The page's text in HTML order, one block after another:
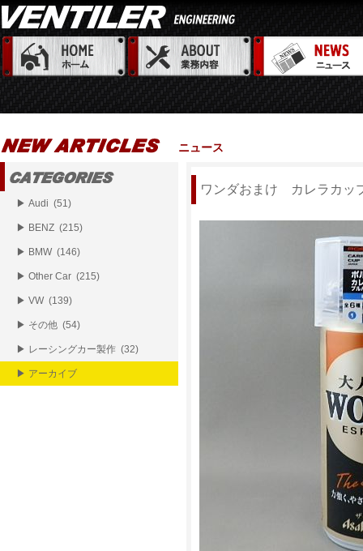
ニュース
ワンダおまけ カレラカッ
▶ Audi (51)
▶ BENZ (215)
▶ BMW (146)
▶ Other Car (215)
▶ VW (139)
▶ その他 (54)
▶ レーシングカー製作 (32)
▶ アーカイブ